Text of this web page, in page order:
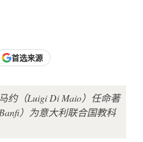
首选来源
约（Luigi Di Maio）任命著
）为意大利联合国教科